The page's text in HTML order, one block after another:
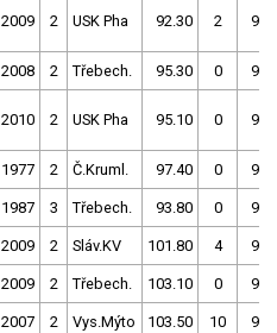
2009 2 USK Pha 92.30 2
2008 2 Třebech. 95.30 0
2010 2 USK Pha 95.10 0
1977 2 Č.Kruml. 97.40 0
1987 3 Třebech. 93.80 0
2009 2 Sláv.KV 101.80 4
2009 2 Třebech. 103.10 0
2007 2 Vys.Mýto 103.50 10